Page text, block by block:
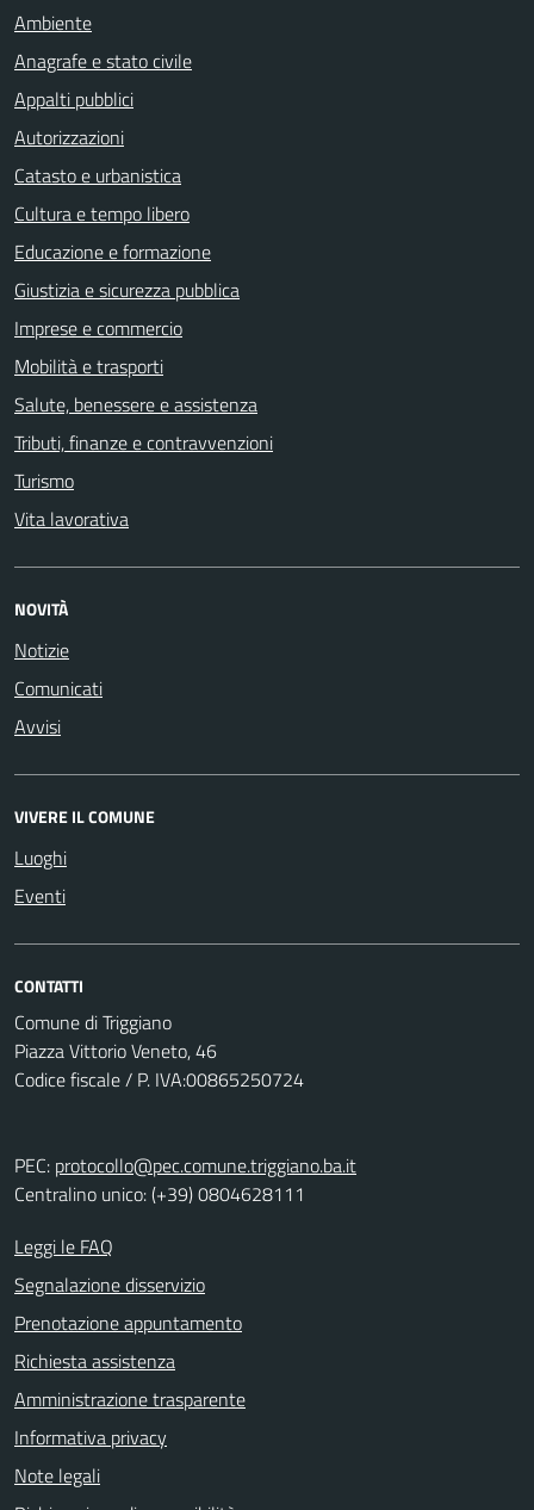
Ambiente
Anagrafe e stato civile
Appalti pubblici
Autorizzazioni
Catasto e urbanistica
Cultura e tempo libero
Educazione e formazione
Giustizia e sicurezza pubblica
Imprese e commercio
Mobilità e trasporti
Salute, benessere e assistenza
Tributi, finanze e contravvenzioni
Turismo
Vita lavorativa
NOVITÀ
Notizie
Comunicati
Avvisi
VIVERE IL COMUNE
Luoghi
Eventi
CONTATTI
Comune di Triggiano
Piazza Vittorio Veneto, 46
Codice fiscale / P. IVA:00865250724
PEC: protocollo@pec.comune.triggiano.ba.it
Centralino unico: (+39) 0804628111
Leggi le FAQ
Segnalazione disservizio
Prenotazione appuntamento
Richiesta assistenza
Amministrazione trasparente
Informativa privacy
Note legali